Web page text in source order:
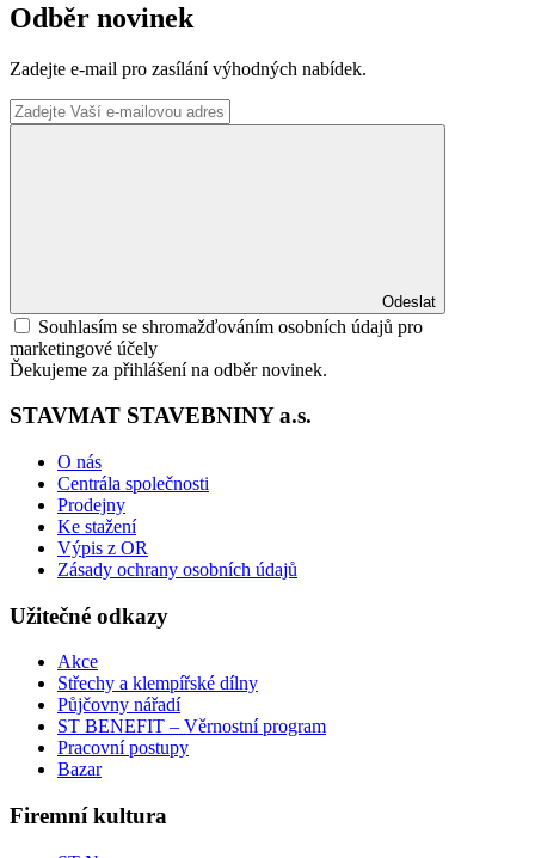
Odběr novinek
Zadejte e-mail pro zasílání výhodných nabídek.
Odeslat
Souhlasím se shromažďováním osobních údajů pro
marketingové účely
Ďekujeme za přihlášení na odběr novinek.
STAVMAT STAVEBNINY a.s.
O nás
Centrála společnosti
Prodejny
Ke stažení
Výpis z OR
Zásady ochrany osobních údajů
Užitečné odkazy
Akce
Střechy a klempířské dílny
Půjčovny nářadí
ST BENEFIT – Věrnostní program
Pracovní postupy
Bazar
Firemní kultura